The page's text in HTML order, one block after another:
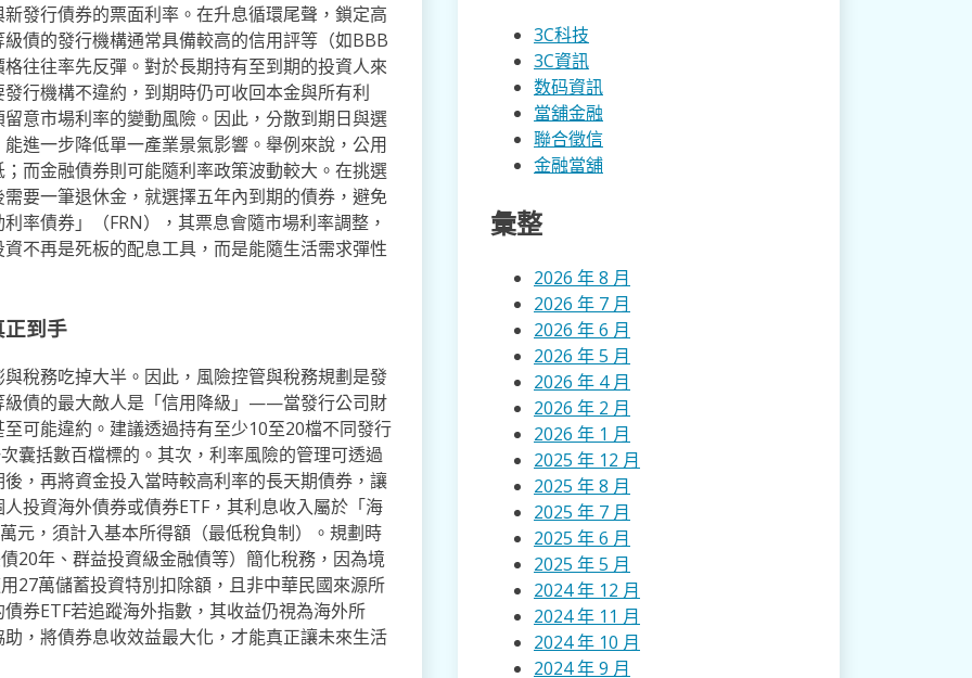
發行債券的票面利率。在升息循環尾聲，鎖定高
債的發行機構通常具備較高的信用評等（如BBB
往往率先反彈。對於長期持有至到期的投資人來
行機構不違約，到期時仍可收回本金與所有利
意市場利率的變動風險。因此，分散到期日與選
進一步降低單一產業景氣影響。舉例來說，公用
而金融債券則可能隨利率政策波動較大。在挑選
要一筆退休金，就選擇五年內到期的債券，避免
率債券」（FRN），其票息會隨市場利率調整，
不再是死板的配息工具，而是能隨生活需求彈性
到手
稅務吃掉大半。因此，風險控管與稅務規劃是發
級債的最大敵人是「信用降級」——當發行公司財
可能違約。建議透過持有至少10至20檔不同發行
囊括數百檔標的。其次，利率風險的管理可透過
，再將資金投入當時較高利率的長天期債券，讓
投資海外債券或債券ETF，其利息收入屬於「海
元，須計入基本所得額（最低稅負制）。規劃時
20年、群益投資級金融債等）簡化稅務，因為境
27萬儲蓄投資特別扣除額，且非中華民國來源所
券ETF若追蹤海外指數，其收益仍視為海外所
，將債券息收效益最大化，才能真正讓未來生活
3C科技
3C資訊
数码資訊
當舖金融
聯合徵信
金融當舖
彙整
2026 年 8 月
2026 年 7 月
2026 年 6 月
2026 年 5 月
2026 年 4 月
2026 年 2 月
2026 年 1 月
2025 年 12 月
2025 年 8 月
2025 年 7 月
2025 年 6 月
2025 年 5 月
2024 年 12 月
2024 年 11 月
2024 年 10 月
2024 年 9 月